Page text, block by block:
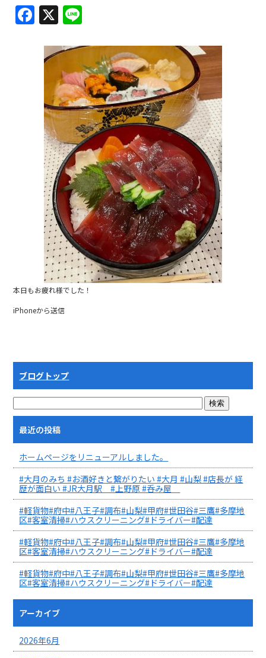
F
a
c
e
o
o
k
X
e
本日もお疲れ様でした！
iPhoneから送信
ブログトップ
最近の投稿
ホームページをリニューアルしました。
#大月のみち #お酒好きと繋がりたい #大月 #山梨 #店長が 経
歴が面白い #JR大月駅 #上野原 #呑み屋
#軽貨物#府中#八王子#調布#山梨#甲府#世田谷#三鷹#多摩地
区#客室清掃#ハウスクリーニング#ドライバー#配達
#軽貨物#府中#八王子#調布#山梨#甲府#世田谷#三鷹#多摩地
区#客室清掃#ハウスクリーニング#ドライバー#配達
#軽貨物#府中#八王子#調布#山梨#甲府#世田谷#三鷹#多摩地
区#客室清掃#ハウスクリーニング#ドライバー#配達
アーカイブ
2026年6月